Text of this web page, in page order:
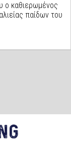
ο καθιερωμένος
παίδων του